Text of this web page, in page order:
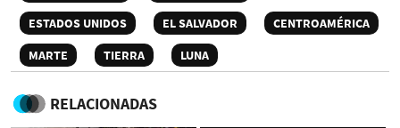
ESTADOS UNIDOS
EL SALVADOR
CENTROAMÉRICA
MARTE
TIERRA LUNA
RELACIONADAS